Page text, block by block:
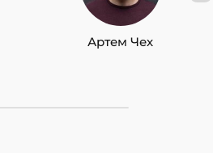
Артем Чех